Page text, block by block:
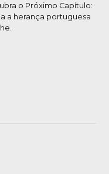
o Próximo Capítulo:
a herança portuguesa